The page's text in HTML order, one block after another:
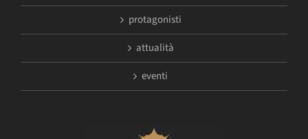
protagonisti
attualità
eventi